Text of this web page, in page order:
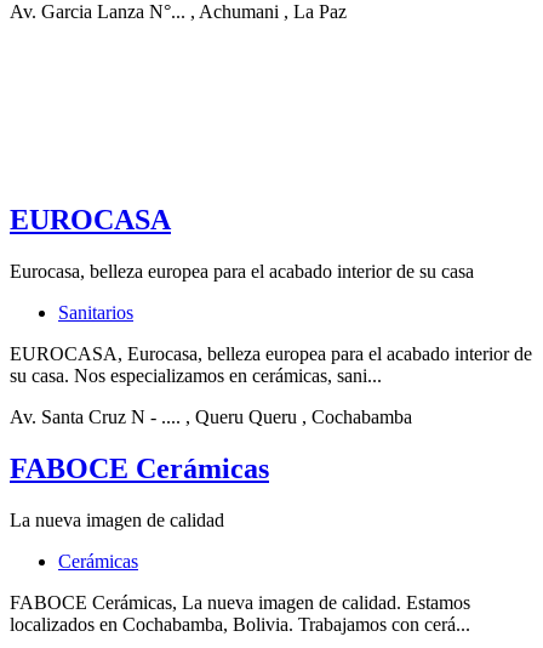
Av. Garcia Lanza N°... , Achumani , La Paz
EUROCASA
Eurocasa, belleza europea para el acabado interior de su casa
Sanitarios
EUROCASA, Eurocasa, belleza europea para el acabado interior de
su casa. Nos especializamos en cerámicas, sani...
Av. Santa Cruz N - .... , Queru Queru , Cochabamba
FABOCE Cerámicas
La nueva imagen de calidad
Cerámicas
FABOCE Cerámicas, La nueva imagen de calidad. Estamos
localizados en Cochabamba, Bolivia. Trabajamos con cerá...